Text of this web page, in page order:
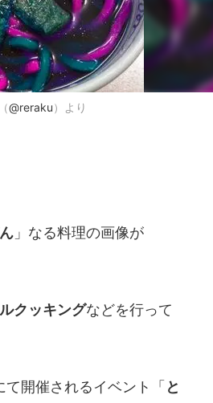
@reraku）より
」なる料理の画像が
クッキングなどを行って
開催されるイベント「 と